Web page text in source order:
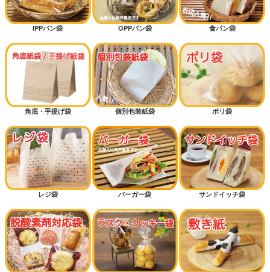
IPPパン袋 OPPパン袋 食パン袋
角底・手提げ袋 個別包装紙袋 ポリ袋
レジ袋 バーガー袋 サンドイッチ袋